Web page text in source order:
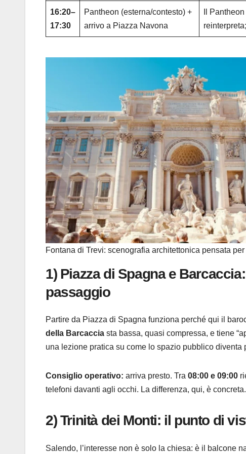
16:20–
17:30
Pantheon (esterna/contesto) +
arrivo a Piazza Navona
Il
Fontana di Trevi: scenografia architettonica pensata
1) Piazza di Spagna e
passaggio
Partire da Piazza di Spagna funziona perché qui il
della Barcaccia sta bassa, quasi compressa, e tiene
una lezione pratica su come lo spazio pubblico diventa
Consiglio operativo: arriva presto. Tra 08:00 e 09:00
telefoni davanti agli occhi. La differenza, qui, è concreta.
2) Trinità dei Monti: il punto di
Salendo, l’interesse non è solo la chiesa: è il balcone